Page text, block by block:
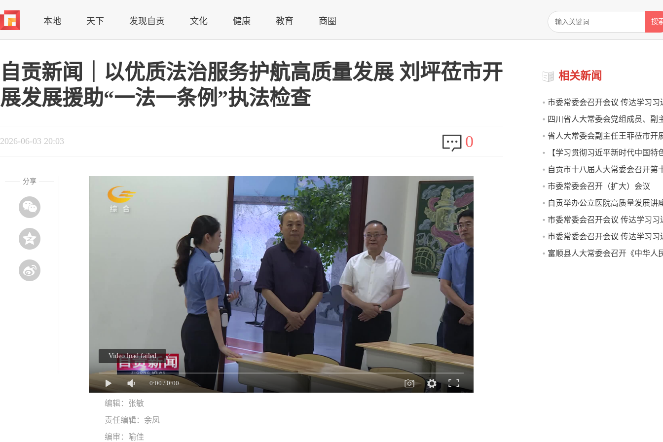
本地 天下 发现自贡 文化 健康 教育 商圈 搜
自贡新闻｜以优质法治服务护航高质量发展 刘坪莅市开
展发展援助“一法一条例”执法检查
2026-06-03 20:03 0
分享
0:00 / 0:00
Video load failed
编辑：张敏
责任编辑：余凤
编审：喻佳
相关新闻
市委常委会召开会议 传达学习习
书记重要讲话精神 曾洪扬主持会
话
四川省人大常委会党组成员、副
莅市开展执法检查
省人大常委会副主任王菲莅市开
执法检查
【学习贯彻习近平新时代中国特
义思想】市委常委会召开会议
自贡市十八届人大常委会召开第
议
市委常委会召开（扩大）会议
自贡举办公立医院高质量发展讲
市委常委会召开会议 传达学习习
书记重要讲话和重要指示精神
市委常委会召开会议 传达学习习
书记有关重要讲话重要指示精神
富顺县人大常委会召开《中华人